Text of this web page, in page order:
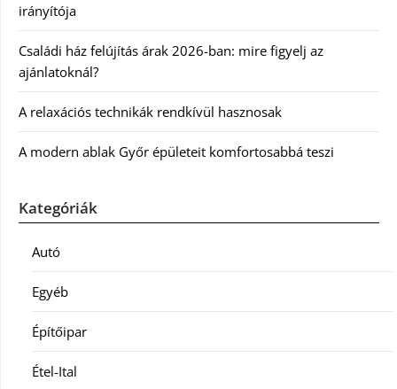
irányítója
Családi ház felújítás árak 2026-ban: mire figyelj az
ajánlatoknál?
A relaxációs technikák rendkívül hasznosak
A modern ablak Győr épületeit komfortosabbá teszi
Kategóriák
Autó
Egyéb
Építőipar
Étel-Ital